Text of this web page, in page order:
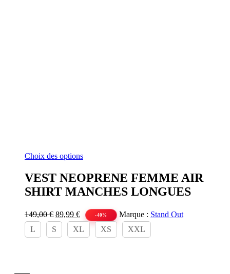
Choix des optionsCe
a
plusieurs
variations.
options
peuvent
être
choisies
VEST NEOPRENE FEMME AIR
SHIRT MANCHES LONGUES
149,00€ Le
prix
initial
était :
89,99 €Le
prix
actuel
est :
-40% Marque : Stand Out
L
S XL XS XXL